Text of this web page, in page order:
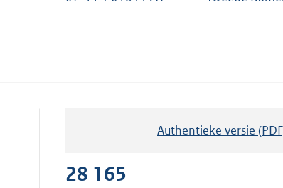
Authentieke versie
28 165